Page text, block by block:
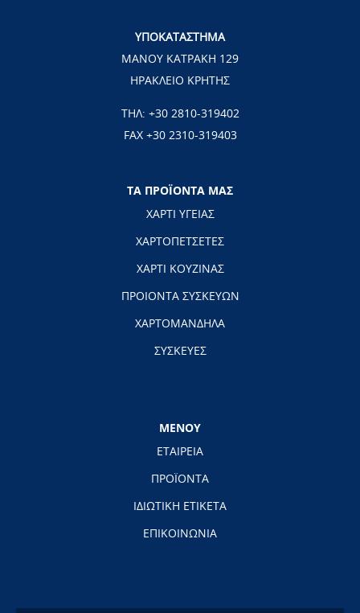
ΥΠΟΚΑΤΑΣΤΗΜΑ
ΜΑΝΟΥ ΚΑΤΡΑΚΗ 129
ΗΡΑΚΛΕΙΟ ΚΡΗΤΗΣ
ΤΗΛ: +30 2810-319402
FAX +30 2310-319403
ΤΑ ΠΡΟΪΟΝΤΑ ΜΑΣ
ΧΑΡΤΙ ΥΓΕΙΑΣ
ΧΑΡΤΟΠΕΤΣΕΤΕΣ
ΧΑΡΤΙ ΚΟΥΖΙΝΑΣ
ΠΡΟΙΟΝΤΑ ΣΥΣΚΕΥΩΝ
ΧΑΡΤΟΜΑΝΔΗΛΑ
ΣΥΣΚΕΥΕΣ
ΜΕΝΟΥ
ΕΤΑΙΡΕΙΑ
ΠΡΟΪΟΝΤΑ
ΙΔΙΩΤΙΚΗ ΕΤΙΚΕΤΑ
ΕΠΙΚΟΙΝΩΝΙΑ